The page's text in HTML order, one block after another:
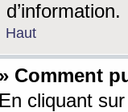
d’information.
Haut
» Comment
En cliquant